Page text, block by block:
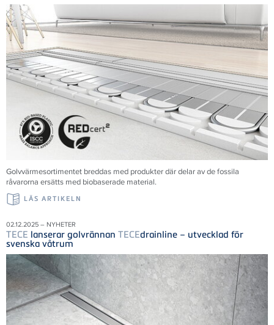
Golvvärmesortimentet breddas med produkter där delar av de fossila
råvarorna ersätts med biobaserade material.
LÄS ARTIKELN
02.12.2025 – NYHETER
TECE lanserar golvrännan TECEdrainline – utvecklad för
svenska våtrum